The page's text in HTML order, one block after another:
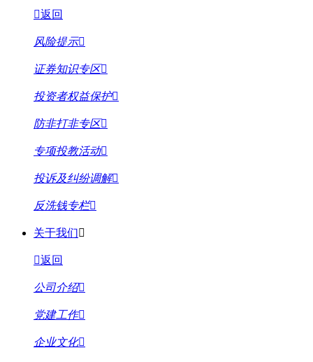
返回
风险提示
证券知识专区
投资者权益保护
防非打非专区
专项投教活动
投诉及纠纷调解
反洗钱专栏
关于我们
返回
公司介绍
党建工作
企业文化